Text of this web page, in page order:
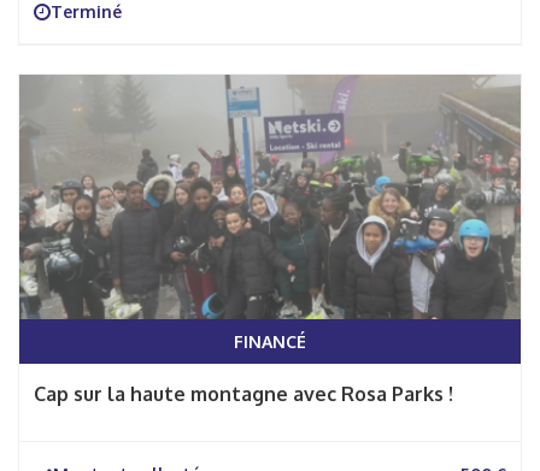
Terminé
FINANCÉ
Cap sur la haute montagne avec Rosa Parks !